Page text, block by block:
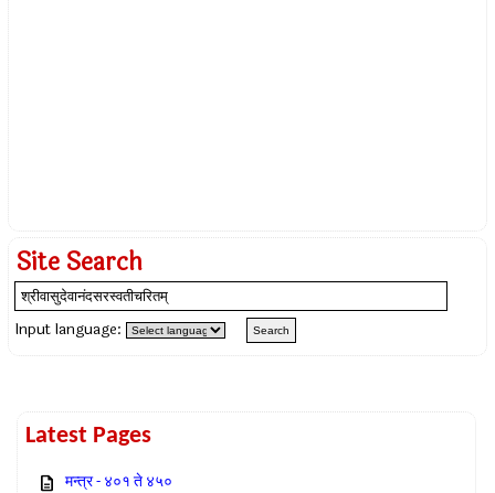
Site Search
Input language:
Latest Pages
मन्त्र - ४०१ ते ४५०